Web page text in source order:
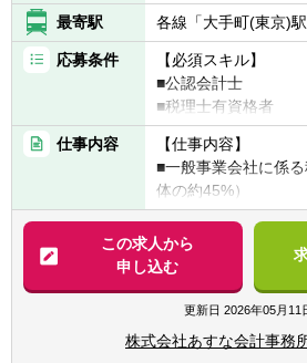
最寄駅 各線「大手町(東京)
応募条件
【必須スキル】
■公認会計士
■税理士有資格者
■科目合格者（3科目
経験が豊富な方
■SPCに関する業務
【歓迎スキル】
■英語力のある方
【求める人物像】
■税務コンサルに興
とが好きな方
仕事内容
【仕事内容】
■一般事業会社に係
体の約45%）
■組織再編、連結納
計税務コンサルティ
■SPCに係る会計税
【具体的には】
■約20件程度の顧問
のクライアント先は
この求人から
申し込む
更新日 2026年05月11
株式会社あすな会計事務